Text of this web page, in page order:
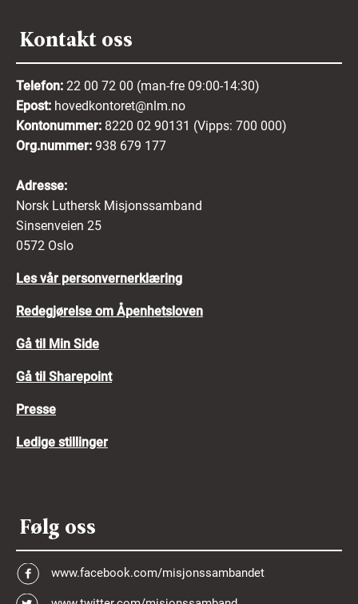
Kontakt oss
Telefon: 22 00 72 00 (man-fre 09:00-14:30)
Epost: hovedkontoret@nlm.no
Kontonummer: 8220 02 90131 (Vipps: 700 000)
Org.nummer: 938 679 177
Adresse:
Norsk Luthersk Misjonssamband
Sinsenveien 25
0572 Oslo
Les vår personvernerklæring
Redegjørelse om Åpenhetsloven
Gå til Min Side
Gå til Sharepoint
Presse
Ledige stillinger
Følg oss
www.facebook.com/misjonssambandet